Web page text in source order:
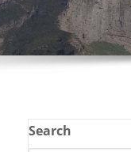
Search